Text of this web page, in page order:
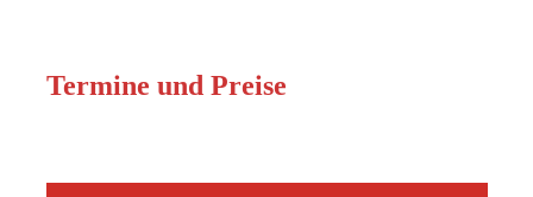
Termine und Preise